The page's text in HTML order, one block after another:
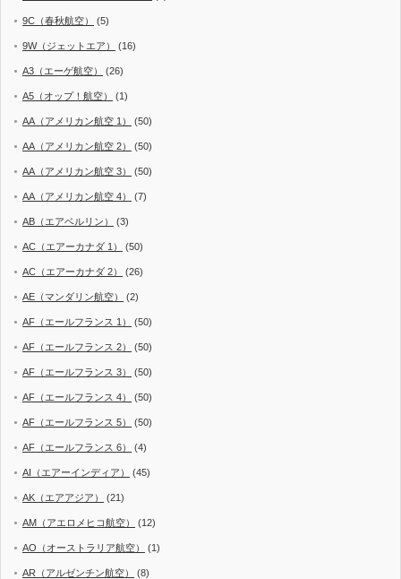
9C（春秋航空） (5)
9W（ジェットエア） (16)
A3（エーゲ航空） (26)
A5（オップ！航空） (1)
AA（アメリカン航空 1） (50)
AA（アメリカン航空 2） (50)
AA（アメリカン航空 3） (50)
AA（アメリカン航空 4） (7)
AB（エアベルリン） (3)
AC（エアーカナダ 1） (50)
AC（エアーカナダ 2） (26)
AE（マンダリン航空） (2)
AF（エールフランス 1） (50)
AF（エールフランス 2） (50)
AF（エールフランス 3） (50)
AF（エールフランス 4） (50)
AF（エールフランス 5） (50)
AF（エールフランス 6） (4)
AI（エアーインディア） (45)
AK（エアアジア） (21)
AM（アエロメヒコ航空） (12)
AO（オーストラリア航空） (1)
AR（アルゼンチン航空） (8)